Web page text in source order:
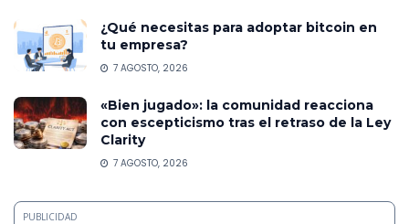
¿Qué necesitas para adoptar bitcoin en
tu empresa?
7 AGOSTO, 2026
«Bien jugado»: la comunidad reacciona
con escepticismo tras el retraso de la Ley
Clarity
7 AGOSTO, 2026
PUBLICIDAD